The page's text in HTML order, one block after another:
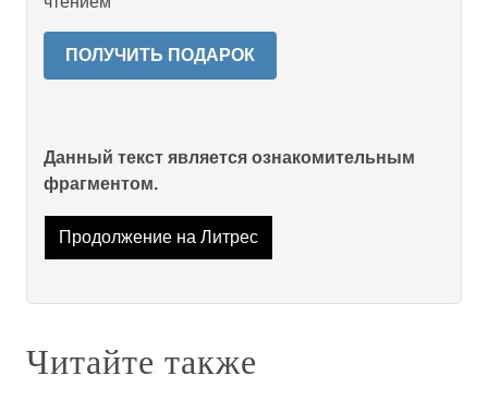
ПОЛУЧИТЬ ПОДАРОК
Данный текст является ознакомительным
фрагментом.
Продолжение на Литрес
Читайте также